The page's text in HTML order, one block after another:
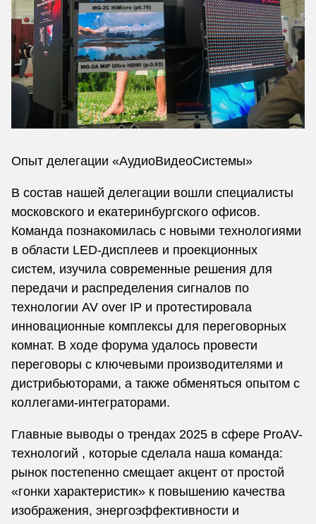
Опыт делегации «АудиоВидеоСистемы»
В состав нашей делегации вошли специалисты
московского и екатеринбургского офисов.
Команда познакомилась с новыми технологиями
в области LED-дисплеев и проекционных
систем, изучила современные решения для
передачи и распределения сигналов по
технологии AV over IP и протестировала
инновационные комплексы для переговорных
комнат. В ходе форума удалось провести
переговоры с ключевыми производителями и
дистрибьюторами, а также обменяться опытом с
коллегами-интеграторами.
Главные выводы о трендах 2025 в сфере ProAV-
технологий , которые сделала наша команда:
рынок постепенно смещает акцент от простой
«гонки характеристик» к повышению качества
изображения, энергоэффективности и